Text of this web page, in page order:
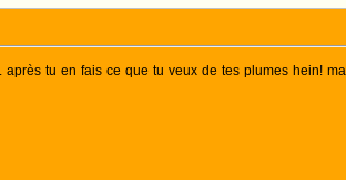
tu en fais ce que tu veux de tes plumes hein!